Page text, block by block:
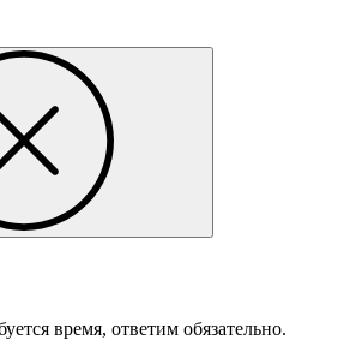
время, ответим обязательно.